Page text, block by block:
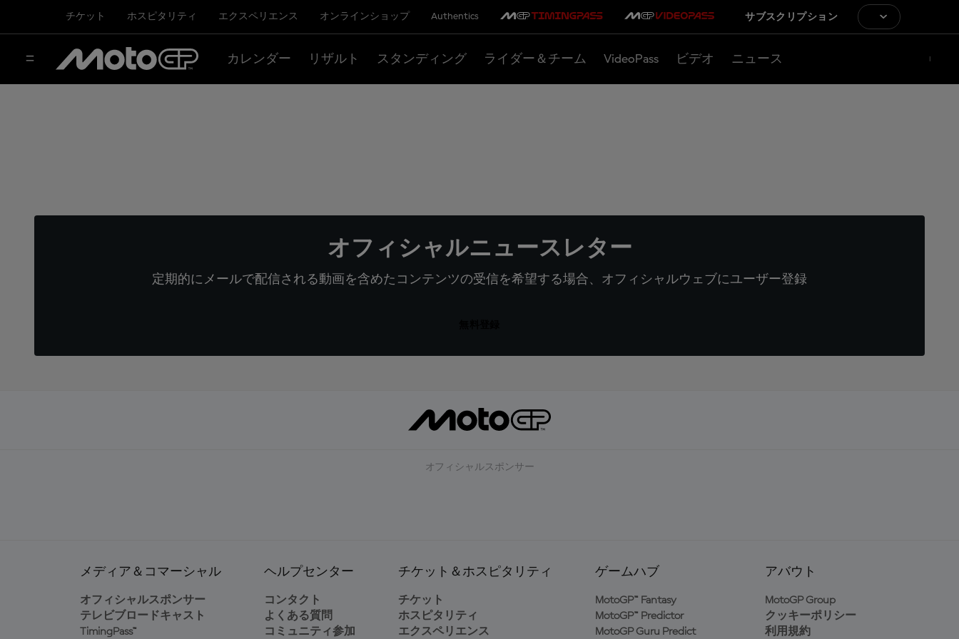
チケット ホスピタリティ エクスペリエンス オンラインショップ Authentics サブスクリプション
カレンダー リザルト スタンディング ライダー＆チーム VideoPass ビデオ ニュース
オフィシャルニュースレター
定期的にメールで配信される動画を含めたコンテンツの受信を希望する場合、オフィシャルウェブにユーザー登録
オフィシャルスポンサー
メディア＆コマーシャル
オフィシャルスポンサー
テレビブロードキャスト
TimingPass™
ヘルプセンター
コンタクト
よくある質問
コミュニティ参加
チケット＆ホスピタリティ
チケット
ホスピタリティ
エクスペリエンス
ゲームハブ
MotoGP™ Fantasy
MotoGP™ Predictor
MotoGP Guru Predict
アバウト
MotoGP Group
クッキーポリシー
利用規約